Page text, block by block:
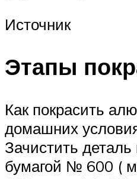
Источник
Этапы
Как покрасить
домашних
Зачистить
бумагой № 600 (